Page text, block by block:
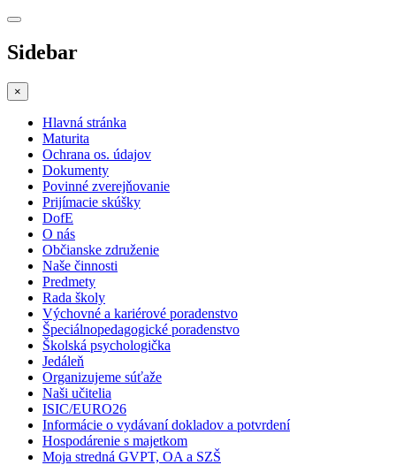
Sidebar
×
Hlavná stránka
Maturita
Ochrana os. údajov
Dokumenty
Povinné zverejňovanie
Prijímacie skúšky
DofE
O nás
Občianske združenie
Naše činnosti
Predmety
Rada školy
Výchovné a kariérové poradenstvo
Špeciálnopedagogické poradenstvo
Školská psychologička
Jedáleň
Organizujeme súťaže
Naši učitelia
ISIC/EURO26
Informácie o vydávaní dokladov a potvrdení
Hospodárenie s majetkom
Moja stredná GVPT, OA a SZŠ